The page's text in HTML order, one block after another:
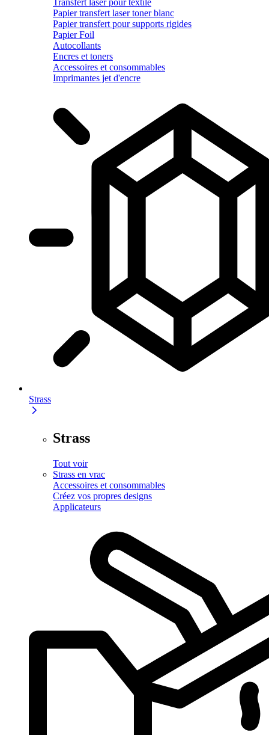
Papier transfert laser toner blanc
Papier transfert pour supports rigides
Papier Foil
Autocollants
Encres et toners
Accessoires et consommables
Imprimantes jet d'encre
Strass
Strass
Tout voir
Strass en vrac
Accessoires et consommables
Créez vos propres designs
Applicateurs